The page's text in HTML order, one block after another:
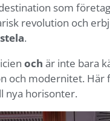
som
revolution och
.
och är inte bara
och modernitet. Här
nya horisonter.